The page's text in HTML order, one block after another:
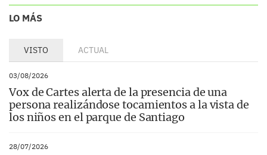
LO MÁS
VISTO ACTUAL
03/08/2026
Vox de Cartes alerta de la presencia de una
persona realizándose tocamientos a la vista de
los niños en el parque de Santiago
28/07/2026